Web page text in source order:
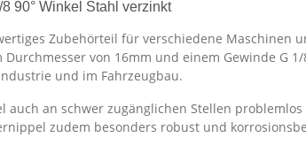
90° Winkel Stahl verzinkt
Zubehörteil für verschiedene Maschinen
von 16mm und einem Gewinde G
und im Fahrzeugbau.
auch an schwer zugänglichen Stellen
zudem besonders robust und